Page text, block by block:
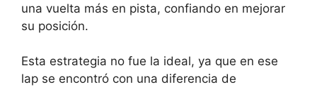
una vuelta más en pista, confiando en mejorar
su posición.
Esta estrategia no fue la ideal, ya que en ese
lap se encontró con una diferencia de